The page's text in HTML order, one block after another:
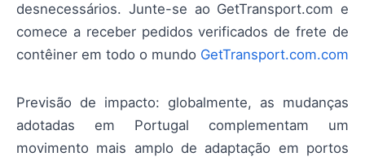
desnecessários. Junte-se ao GetTransport.com e
comece a receber pedidos verificados de frete de
contêiner em todo o mundo GetTransport.com.com
Previsão de impacto: globalmente, as mudanças
adotadas em Portugal complementam um
movimento mais amplo de adaptação em portos